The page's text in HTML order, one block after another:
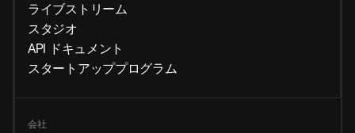
ライブストリーム
スタジオ
API ドキュメント
スタートアッププログラム
会社